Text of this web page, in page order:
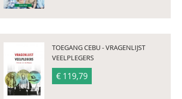
TOEGANG CEBU - VRAGENLIJST
VEELPLEGERS
€ 119,79